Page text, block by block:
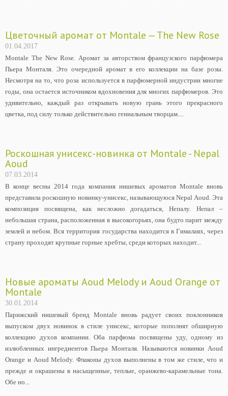
Цветочный аромат от Montale — The New Rose
01.04.2017
Montale The New Rose. Аромат за авторством французского парфюмера
Пьера Монталя. Это очередной аромат в его коллекции на базе розы.
Несмотря на то, что роза используется в парфюмерной индустрии многие
годы, она остается источником вдохновения для многих парфюмеров. Это
удивительно, каждый раз открывать новую грань этого прекрасного
цветка, под силу только действительно гениальным творцам....
Роскошная унисекс-новинка от Montale - Nepal
Aoud
07.03.2014
В конце весны 2014 года компания нишевых ароматов Montale вновь
представила роскошную новинку-унисекс, называющуюся Nepal Aoud. Эта
композиция посвящена, как несложно догадаться, Непалу. Непал –
небольшая страна, расположенная в высокогорьях, она будто парит между
землей и небом. Вся территория государства находится в Гималаях, через
страну проходят крупные горные хребты, среди которых находит...
Новые ароматы Aoud Melody и Aoud Orange от
Montale
30.01.2014
Парижский нишевый бренд Montale вновь радует своих поклонников
выпуском двух новинок в стиле унисекс, которые пополнят обширную
коллекцию духов компании. Оба парфюма посвящены уду, одному из
излюбленных ингредиентов Пьера Монталя. Называются новинки Aoud
Orange и Aoud Melody. Флаконы духов выполнены в том же стиле, что и
прежде и окрашены в насыщенные, теплые, оранжево-карамельные тона.
Обе но...